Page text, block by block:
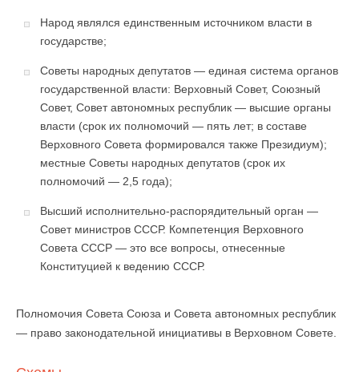
Народ являлся единственным источником власти в
государстве;
Советы народных депутатов — единая система органов
государственной власти: Верховный Совет, Союзный
Совет, Совет автономных республик — выс­шие органы
власти (срок их полномочий — пять лет; в составе
Верховного Совета формировался также Президиум);
местные Советы народных депутатов (срок их
полномочий — 2,5 года);
Высший исполнительно-распорядительный орган —
Совет министров СССР. Компетенция Верховного
Совета СССР — это все вопросы, отнесенные
Конституцией к ведению СССР.
Полномочия Совета Союза и Совета автономных республик
— право законодательной инициативы в Верховном Совете.